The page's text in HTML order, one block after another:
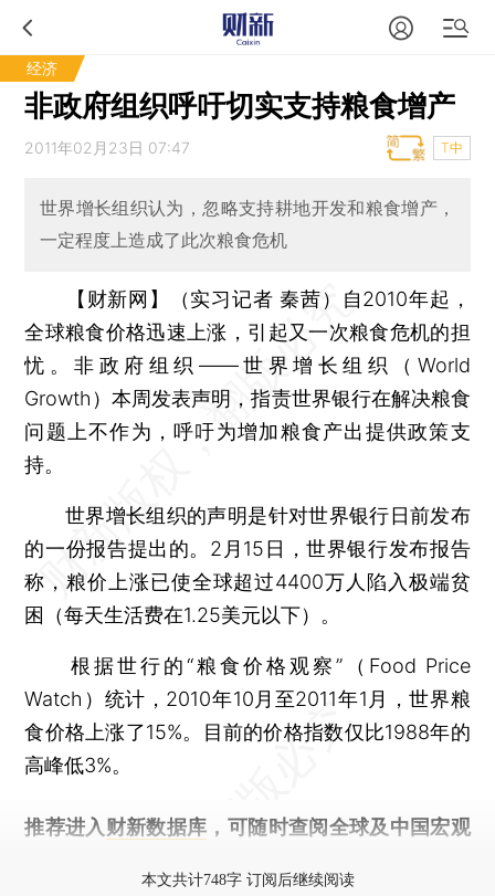
经济
非政府组织呼吁切实支持粮食增产
2011年02月23日 07:47 T中
世界增长组织认为，忽略支持耕地开发和粮食增产，
一定程度上造成了此次粮食危机
【财新网】（实习记者 秦茜）
自2010年起，
全球粮食价格迅速上涨，引起又一次粮食危机的担
忧。非政府组织——世界增长组织（World
Growth）本周发表声明，指责世界银行在解决粮食
问题上不作为，呼吁为增加粮食产出提供政策支
持。
世界增长组织的声明是针对世界银行日前发布
的一份报告提出的。2月15日，世界银行发布报告
称，粮价上涨已使全球超过4400万人陷入极端贫
困（每天生活费在1.25美元以下）。
根据世行的“粮食价格观察”（Food Price
Watch）统计，2010年10月至2011年1月，世界粮
食价格上涨了15%。目前的价格指数仅比1988年的
高峰低3%。
推荐进入 财新数据库 ，可随时查阅全球及中国宏观
本文共计748字 订阅后继续阅读